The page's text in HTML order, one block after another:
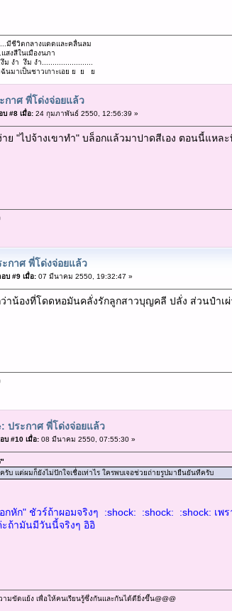
มีชีวิตกลางแดดและคลื่นลม
สงสีในเมืองนภา
ม งำ งึม งำ........................
ฉันมาเป็นชาวเกาะเอย ย ย ย
กาศ พี่โด่งจ่อยแล้ว
บ #8 เมื่อ:24 กุมภาพันธ์ 2550, 12:56:39 »
ย "ไปจ้างเขาทำ" บล็อกแล้วมาปาดสีเอง ตอนนี้แหละ
กาศ พี่โด่งจ่อยแล้ว
บ #9 เมื่อ:07 มีนาคม 2550, 19:32:47 »
ว่าน้องที่โดดหอมันคลั่งรักลูกสาวบุญคลี ปลั่ง ส่วนป๋าเผ่
ประกาศ พี่โด่งจ่อยแล้ว
บ #10 เมื่อ:08 มีนาคม 2550, 07:55:30 »
รับ แต่ผมก็ยังไม่ปักใจเชื่อเท่าไร ใครพบเจอช่วยถ่ายรูปมายืนยันทีครับ
กหัก" ชัวร์ถ้าผอมจริงๆ :shock: :shock: :shock: เพ
ะถ้ามันมีวันนี้จริงๆ อิอิ
ามขัดแย้ง เพื่อให้คนเรียนรู้ซึ่งกันและกันได้ดียิ่งขึ้น@@@